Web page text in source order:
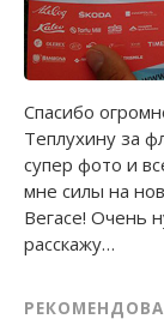
Спасибо
Теплухину за
супер фото и
мне силы на
Вегасе! Очень
расскажу…